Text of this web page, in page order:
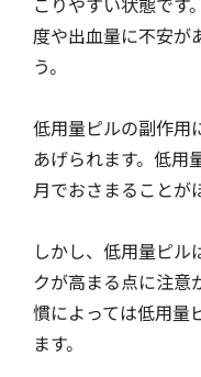
度や出血量に不安が
う。
低用量ピルの副作用
あげられます。低用
月でおさまることが
しかし、低用量ピル
クが高まる点に注意
慣によっては低用量
ます。